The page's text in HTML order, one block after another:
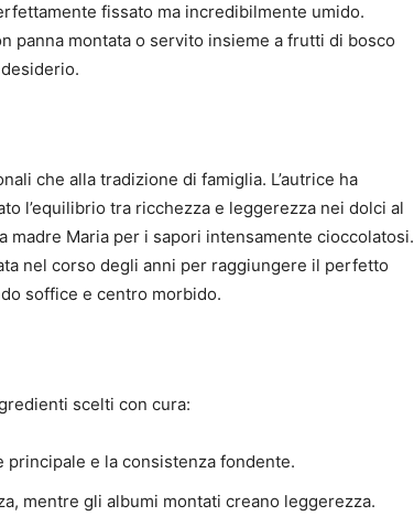
fissato ma incredibilmente umido.
panna montata o servito insieme a frutti di bosco
che alla tradizione di famiglia. L’autrice ha
l’equilibrio tra ricchezza e leggerezza nei dolci al
madre Maria per i sapori intensamente cioccolatosi.
nel corso degli anni per raggiungere il perfetto
soffice e centro morbido.
scelti con cura:
principale e la consistenza fondente.
mentre gli albumi montati creano leggerezza.